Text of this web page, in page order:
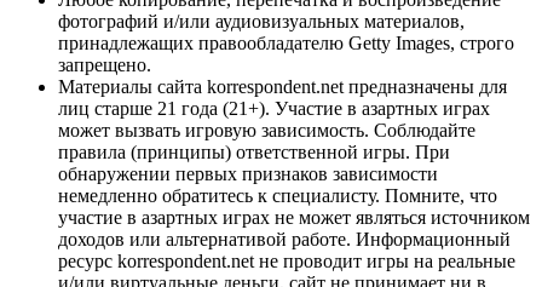
фотографий и/или аудиовизуальных материалов,
принадлежащих правообладателю Getty Images, строго
запрещено.
Материалы сайта korrespondent.net предназначены для
лиц старше 21 года (21+). Участие в азартных играх
может вызвать игровую зависимость. Соблюдайте
правила (принципы) ответственной игры. При
обнаружении первых признаков зависимости
немедленно обратитесь к специалисту. Помните, что
участие в азартных играх не может являться источником
доходов или альтернативой работе. Информационный
ресурс korrespondent.net не проводит игры на реальные